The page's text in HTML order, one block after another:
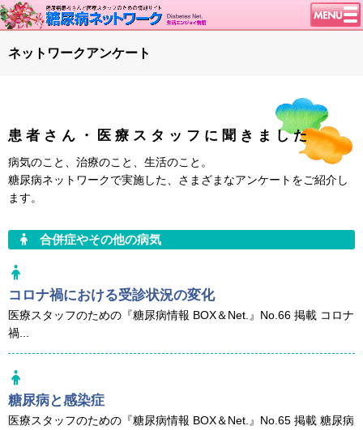
トップページ
特集・連載
腎臓の健康道
インスリンポンプ
グリコアルブミン
特集・連載 一覧へ
1型ライフ
ネットワークアンケート
患者さん・医療スタッフに聞きました
病気のこと、治療のこと、生活のこと。
糖尿病ネットワークで実施した、さまざまなアンケートをご紹介し
ます。
合併症やその他の病気
コロナ禍における受診状況の変化
医療スタッフのための『糖尿病情報 BOX＆Net.』No.66 掲載 コロナ
禍...
糖尿病と感染症
医療スタッフのための『糖尿病情報 BOX＆Net.』No.65 掲載 糖尿病